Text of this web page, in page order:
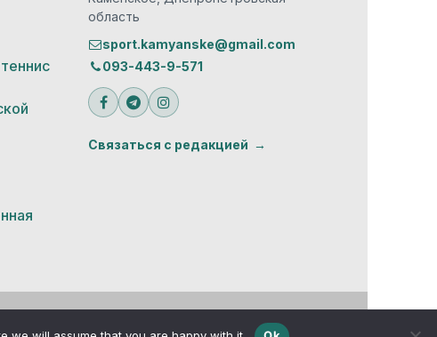
область
sport.kamyanske@gmail.com
093-443-9-571
Связаться с редакцией